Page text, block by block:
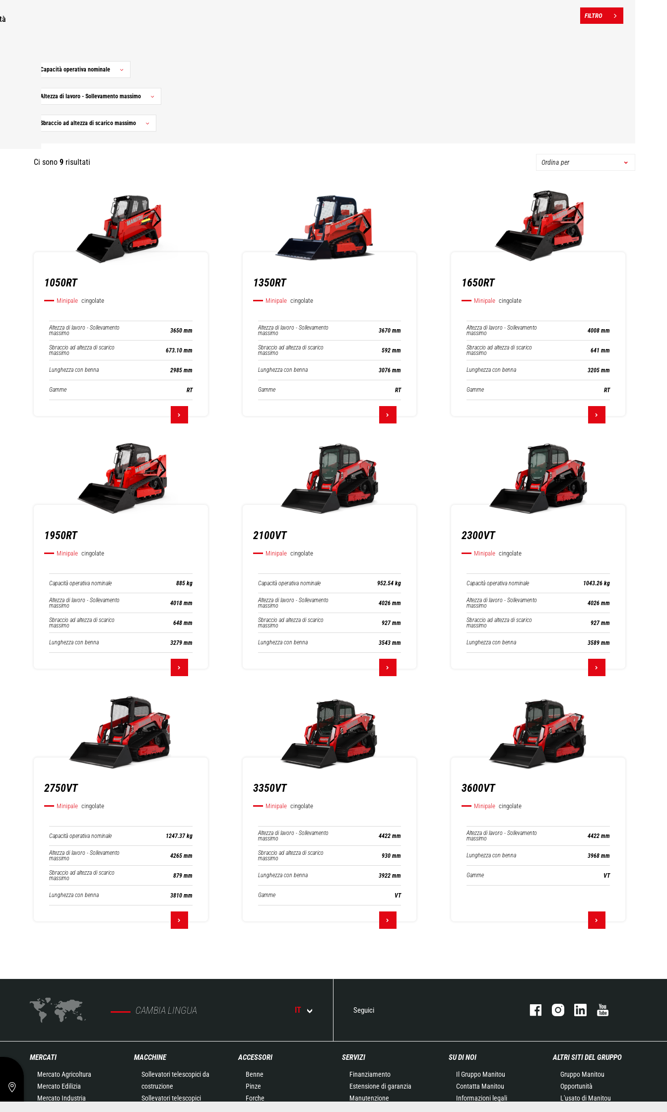
Capacità operativa nominale
Altezza di lavoro - Sollevamento massimo
Sbraccio ad altezza di scarico massimo
Ci sono 9 risultati
1050RT
Minipale cingolate
Altezza di lavoro - Sollevamento
massimo 3650 mm
Sbraccio ad altezza di scarico
massimo 673.10 mm
Lunghezza con benna 2985 mm
Gamme RT
1350RT
Minipale cingolate
Altezza di lavoro - Sollevamento
massimo 3670 mm
Sbraccio ad altezza di scarico
massimo 592 mm
Lunghezza con benna 3076 mm
Gamme RT
1650RT
Minipale cingolate
Altezza di lavoro - Sollevamento
massimo 4008 mm
Sbraccio ad altezza di scarico
massimo 641 mm
Lunghezza con benna 3205 mm
Gamme RT
1950RT
Minipale cingolate
Capacità operativa nominale 885 kg
Altezza di lavoro - Sollevamento
massimo 4018 mm
Sbraccio ad altezza di scarico
massimo 648 mm
Lunghezza con benna 3279 mm
2100VT
Minipale cingolate
Capacità operativa nominale 952.54 kg
Altezza di lavoro - Sollevamento
massimo 4026 mm
Sbraccio ad altezza di scarico
massimo 927 mm
Lunghezza con benna 3543 mm
2300VT
Minipale cingolate
Capacità operativa nominale 1043.26 kg
Altezza di lavoro - Sollevamento
massimo 4026 mm
Sbraccio ad altezza di scarico
massimo 927 mm
Lunghezza con benna 3589 mm
2750VT
Minipale cingolate
Capacità operativa nominale 1247.37 kg
Altezza di lavoro - Sollevamento
massimo 4265 mm
Sbraccio ad altezza di scarico
massimo 879 mm
Lunghezza con benna 3810 mm
3350VT
Minipale cingolate
Altezza di lavoro - Sollevamento
massimo 4422 mm
Sbraccio ad altezza di scarico
massimo 930 mm
Lunghezza con benna 3922 mm
Gamme VT
3600VT
Minipale cingolate
Altezza di lavoro - Sollevamento
massimo 4422 mm
Lunghezza con benna 3968 mm
Gamme VT
CAMBIA LINGUA IT Seguici
MERCATI
Mercato Agricoltura
Mercato Edilizia
Mercato Industria
MACCHINE
Sollevatori telescopici da
costruzione
Sollevatori telescopici
ACCESSORI
Benne
Pinze
Forche
SERVIZI
Finanziamento
Estensione di garanzia
Manutenzione
SU DI NOI
Il Gruppo Manitou
Contatta Manitou
Informazioni legali
ALTRI SITI DEL GRUPPO
Gruppo Manitou
Opportunità
L'usato di Manitou